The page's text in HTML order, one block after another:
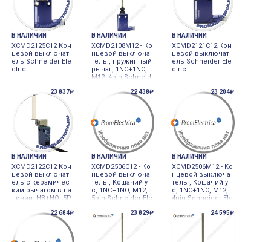
В НАЛИЧИИ
XCMD2125C12 Кон
цевой выключат
ель Schneider Ele
ctric
В НАЛИЧИИ
XCMD2108M12 - Ко
нцевой выключа
тель , пружинный
рычаг, 1NC+1NO,
M12, 4pin Schneid
В НАЛИЧИИ
XCMD2121C12 Кон
цевой выключат
ель Schneider Ele
ctric
23 837₽
В НАЛИЧИИ
XCMD2122C12 Кон
цевой выключат
ель с керамичес
ким рычагом в на
личии, НЗ+НО, 5P
22 438₽
В НАЛИЧИИ
XCMD2506C12 - Ко
нцевой выключа
тель , Кошачий у
с, 1NC+1NO, M12,
5pin Schneider Ele
23 204₽
В НАЛИЧИИ
XCMD2506M12 - Ко
нцевой выключа
тель , Кошачий у
с, 1NC+1NO, M12,
4pin Schneider Ele
22 684₽ 23 829₽ 24 595₽